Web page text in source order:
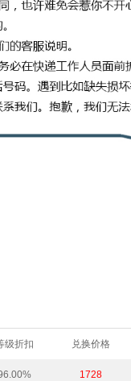
级折扣 兑换价格
1728